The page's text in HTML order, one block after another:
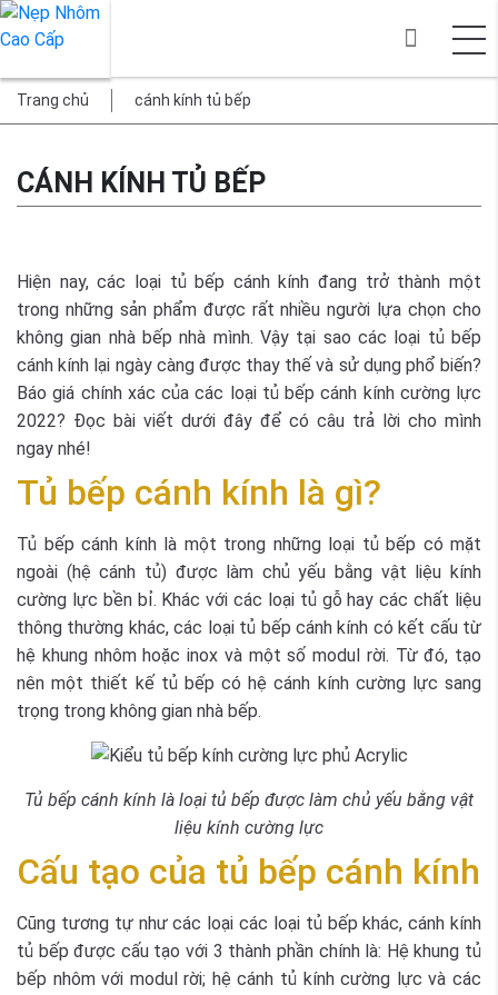
Trang chủ cánh kính tủ bếp
CÁNH KÍNH TỦ BẾP
Hiện nay, các loại tủ bếp cánh kính đang trở thành một
trong những sản phẩm được rất nhiều người lựa chọn cho
không gian nhà bếp nhà mình. Vậy tại sao các loại tủ bếp
cánh kính lại ngày càng được thay thế và sử dụng phổ biến?
Báo giá chính xác của các loại tủ bếp cánh kính cường lực
2022? Đọc bài viết dưới đây để có câu trả lời cho mình
ngay nhé!
Tủ bếp cánh kính là gì?
Tủ bếp cánh kính là một trong những loại tủ bếp có mặt
ngoài (hệ cánh tủ) được làm chủ yếu bằng vật liệu kính
cường lực bền bỉ. Khác với các loại tủ gỗ hay các chất liệu
thông thường khác, các loại tủ bếp cánh kính có kết cấu từ
hệ khung nhôm hoặc inox và một số modul rời. Từ đó, tạo
nên một thiết kế tủ bếp có hệ cánh kính cường lực sang
trọng trong không gian nhà bếp.
Tủ bếp cánh kính là loại tủ bếp được làm chủ yếu bằng vật
liệu kính cường lực
Cấu tạo của tủ bếp cánh kính
Cũng tương tự như các loại các loại tủ bếp khác, cánh kính
tủ bếp được cấu tạo với 3 thành phần chính là: Hệ khung tủ
bếp nhôm với modul rời; hệ cánh tủ kính cường lực và các